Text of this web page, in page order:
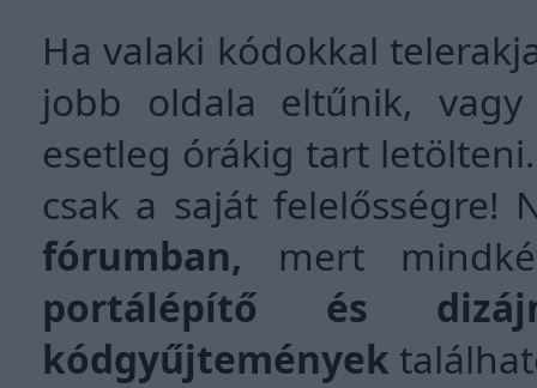
Ha valaki kódokkal
jobb oldala eltűnik,
esetleg órákig tart
csak a saját felelősségre!
fórumban, mert
portálépítő és
kódgyűjtemények